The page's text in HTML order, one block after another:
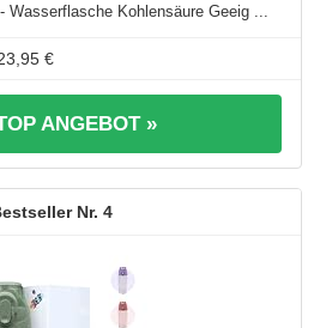
Kohlensäure Geeig ...
€
ANGEBOT »
4